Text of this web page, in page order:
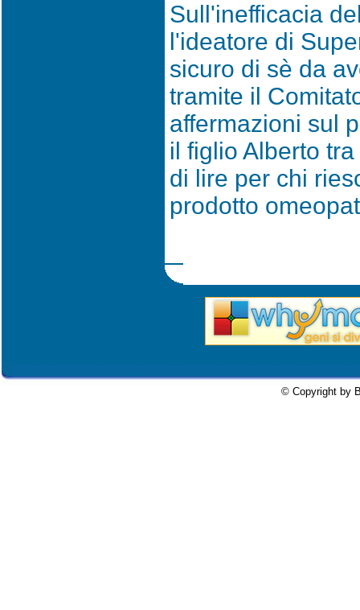
Sull'inefficacia
l'ideatore di
sicuro di sè da
tramite il
affermazioni sul
il figlio Alberto
di lire per chi
prodotto
© Copyright by